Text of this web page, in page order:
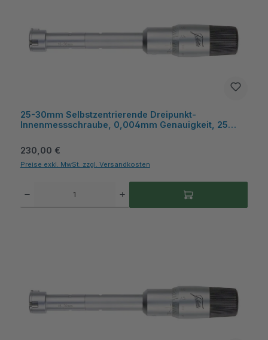
25-30mm Selbstzentrierende Dreipunkt-
Innenmessschraube, 0,004mm Genauigkeit, 25
Metav IndustryLine
Regulärer Preis:
230,00 €
Preise exkl. MwSt. zzgl. Versandkosten